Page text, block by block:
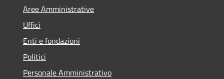
Aree Amministrative
Uffici
Enti e fondazioni
Politici
Personale Amministrativo